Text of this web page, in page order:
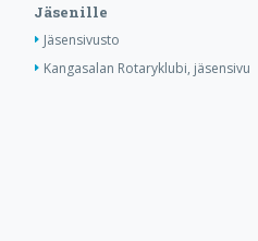
Jäsenille
Jäsensivusto
Kangasalan Rotaryklubi, jäsensivu